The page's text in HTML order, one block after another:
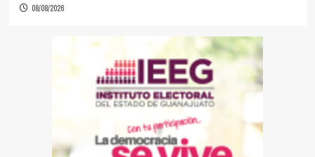
08/08/2026